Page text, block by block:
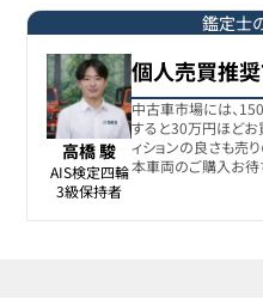
鑑定士
高橋 駿
AIS検定四輪
3級保持者
個人売買推奨
中古車市場には、
すると30万円ほどお
ィションの良さも売
本車両のご購入お待